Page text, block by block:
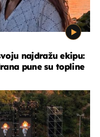
najdražu ekipu:
pune su topline